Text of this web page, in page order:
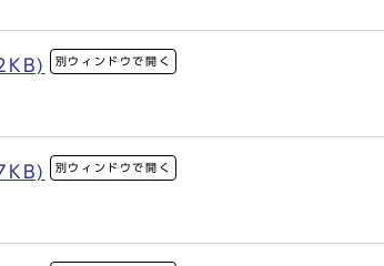
別ウィンドウで開く
別ウィンドウで開く